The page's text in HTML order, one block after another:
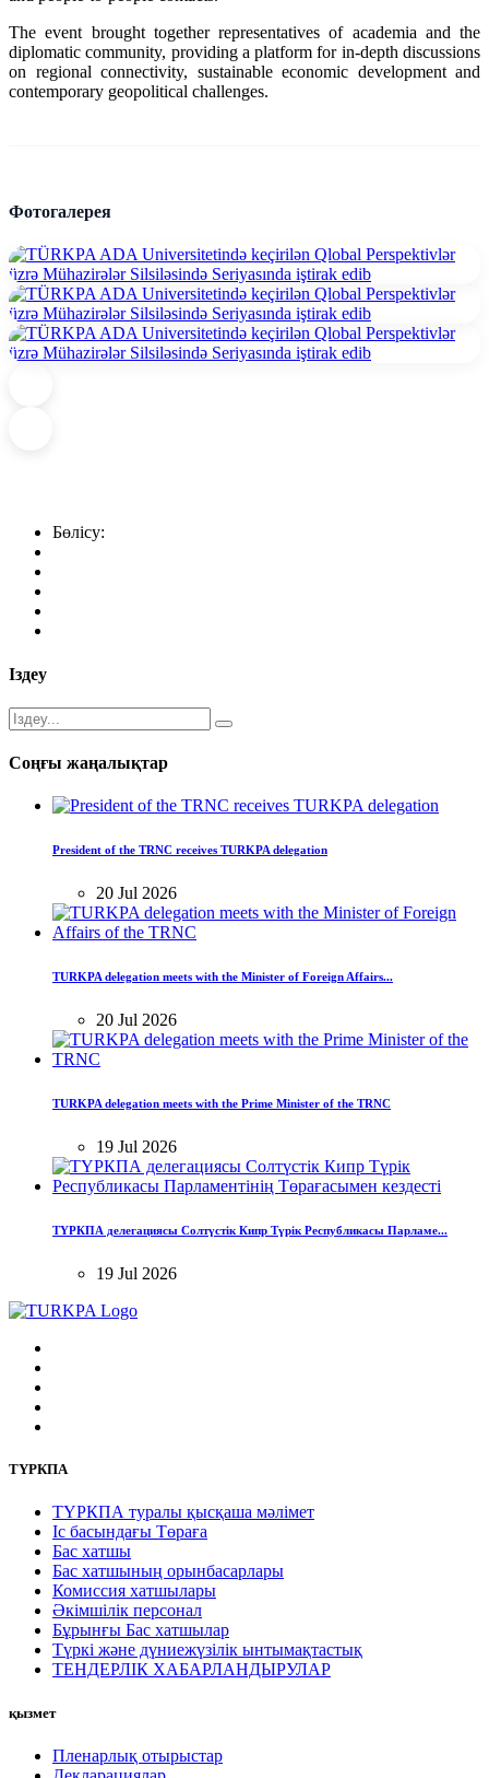
The event brought together representatives of academia and the
diplomatic community, providing a platform for in-depth discussions
on regional connectivity, sustainable economic development and
contemporary geopolitical challenges.
Фотогалерея
Бөлісу:
Іздеу
Соңғы жаңалықтар
President of the TRNC receives TURKPA delegation
20 Jul 2026
TURKPA delegation meets with the Minister of Foreign Affairs...
20 Jul 2026
TURKPA delegation meets with the Prime Minister of the TRNC
19 Jul 2026
ТҮРКПА делегациясы Солтүстік Кипр Түрік Республикасы Парламе...
19 Jul 2026
ТҮРКПА
ТҮРКПА туралы қысқаша мәлімет
Iс басындағы Төраға
Бас хатшы
Бас хатшының орынбасарлары
Комиссия хатшылары
Әкімшілік персонал
Бұрынғы Бас хатшылар
Түркі және дүниежүзілік ынтымақтастық
ТЕНДЕРЛІК ХАБАРЛАНДЫРУЛАР
қызмет
Пленарлық отырыстар